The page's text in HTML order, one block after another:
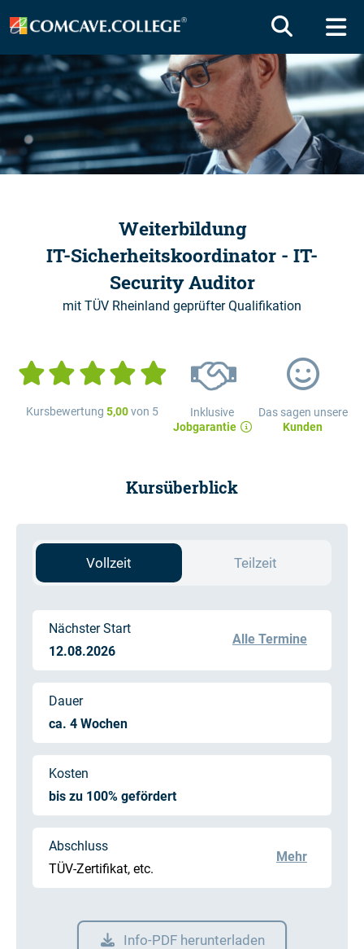
Weiterbildung
IT-Sicherheitskoordinator - IT-
Security Auditor
mit TÜV Rheinland geprüfter Qualifikation
Kursbewertung 5,00von 5
Inklusive
Jobgarantie
Das sagen unsere
Kunden
Kursüberblick
Vollzeit Teilzeit
Nächster Start
12.08.2026
Alle Termine
Dauer
ca. 4 Wochen
Kosten
bis zu 100% gefördert
Abschluss
TÜV-Zertifikat, etc.
Mehr
Info-PDF herunterladen